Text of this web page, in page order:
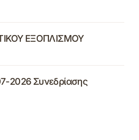
ΕΞΟΠΛΙΣΜΟΥ
2026 Συνεδρίασης